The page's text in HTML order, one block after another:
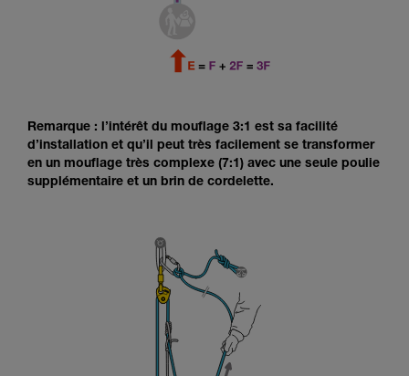
Remarque : l’intérêt du mouflage 3:1 est sa facilité
d’installation et qu’il peut très facilement se transformer
en un mouflage très complexe (7:1) avec une seule poulie
supplémentaire et un brin de cordelette.